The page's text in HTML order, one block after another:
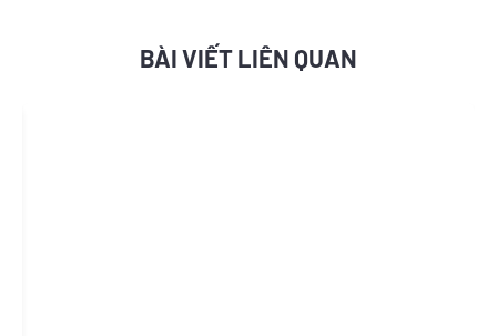
BÀI VIẾT LIÊN QUAN